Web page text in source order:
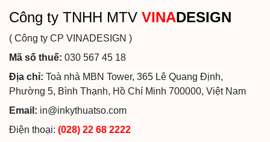
Công ty TNHH MTV VINADESIGN
( Công ty CP VINADESIGN )
Mã số thuế: 030 567 45 18
Địa chỉ: Toà nhà MBN Tower, 365 Lê Quang Định,
Phường 5, Bình Thạnh, Hồ Chí Minh 700000, Việt Nam
Email: in@inkythuatso.com
Điện thoại: (028) 22 68 2222